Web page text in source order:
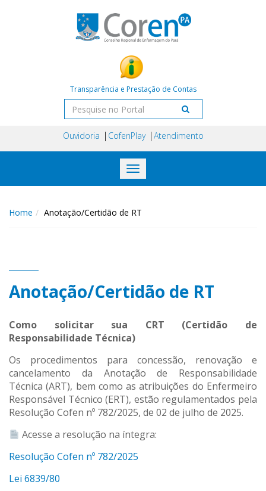
Transparência e Prestação de Contas
Ouvidoria CofenPlay Atendimento
Toggle
navigation
Home Anotação/Certidão de RT
Anotação/Certidão de RT
Como solicitar sua CRT (Certidão de
Responsabilidade Técnica)
Os procedimentos para concessão, renovação e
cancelamento da Anotação de Responsabilidade
Técnica (ART), bem como as atribuições do Enfermeiro
Responsável Técnico (ERT), estão regulamentados pela
Resolução Cofen nº 782/2025, de 02 de julho de 2025.
Acesse a resolução na íntegra:
Resolução Cofen nº 782/2025
Lei 6839/80